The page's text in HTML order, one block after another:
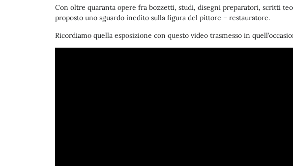
Con oltre quaranta opere fra bozzetti, studi, disegni preparatori, scritti
proposto uno sguardo inedito sulla figura del pittore – restauratore.
Ricordiamo quella esposizione con questo video trasmesso in